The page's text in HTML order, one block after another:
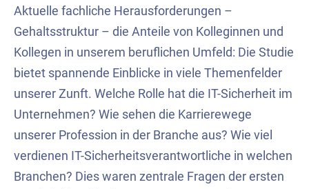
Aktuelle fachliche Herausforderungen –
Gehaltsstruktur – die Anteile von Kolleginnen und
Kollegen in unserem beruflichen Umfeld: Die Studie
bietet spannende Einblicke in viele Themenfelder
unserer Zunft. Welche Rolle hat die IT-Sicherheit im
Unternehmen? Wie sehen die Karrierewege
unserer Profession in der Branche aus? Wie viel
verdienen IT-Sicherheitsverantwortliche in welchen
Branchen? Dies waren zentrale Fragen der ersten